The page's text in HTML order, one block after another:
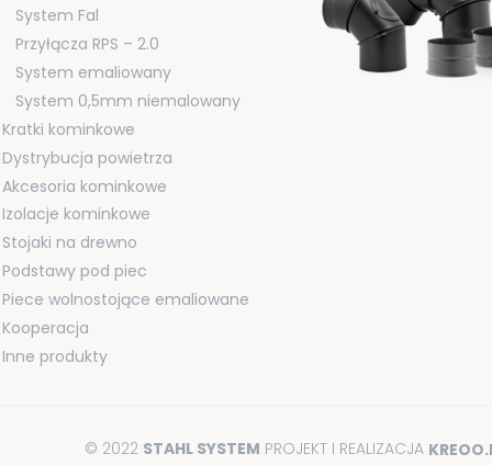
System Fal
Przyłącza RPS – 2.0
System emaliowany
System 0,5mm niemalowany
Kratki kominkowe
Dystrybucja powietrza
Akcesoria kominkowe
Izolacje kominkowe
Stojaki na drewno
Podstawy pod piec
Piece wolnostojące emaliowane
Kooperacja
Inne produkty
© 2022 STAHL SYSTEM PROJEKT I REALIZACJA